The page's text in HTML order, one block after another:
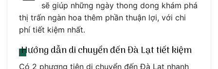
sẽ giúp những ngày thong dong khám phá
thị trấn ngàn hoa thêm phần thuận lợi, với chi
phí tiết kiệm nhất.
Hướng dẫn di chuyển đến Đà Lạt tiết kiệm
Có 2 phương tiện di chuyển đến Đà Lạt nhanh